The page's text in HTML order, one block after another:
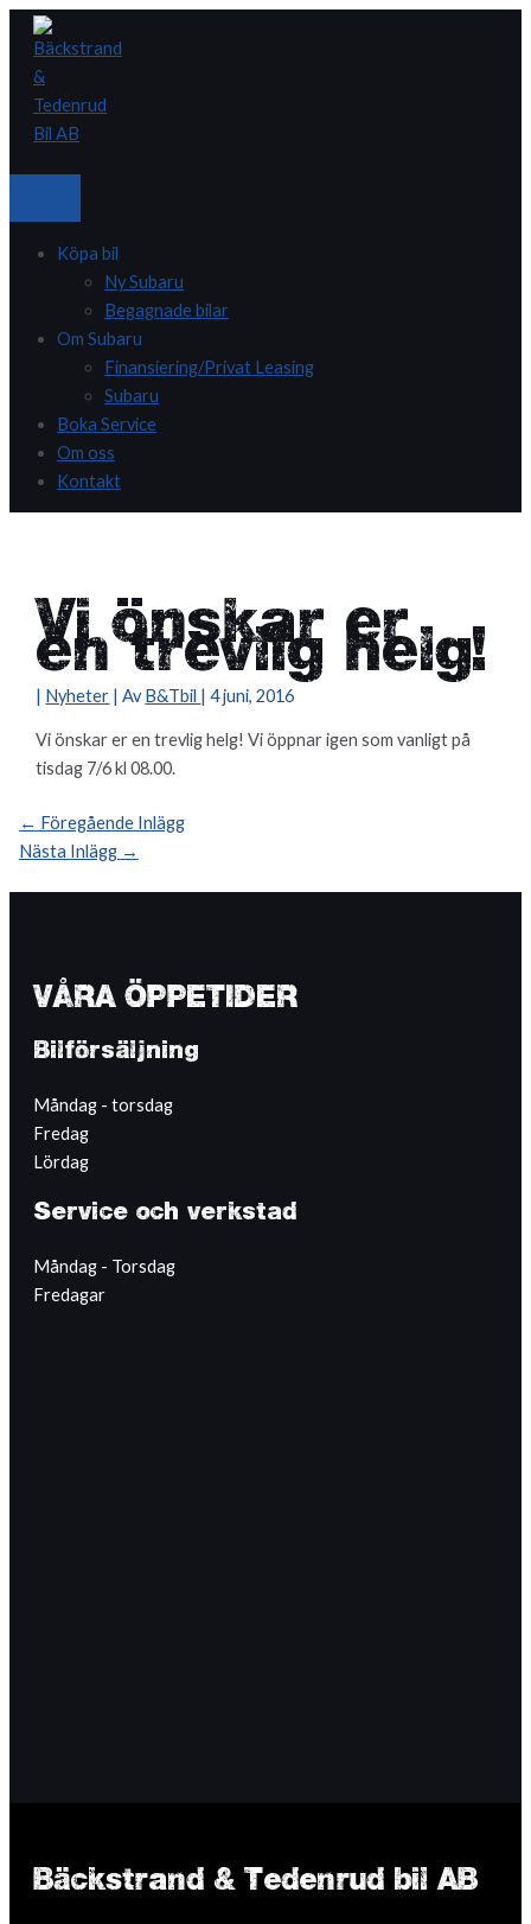
Hoppa
innehåll
Köpa bil
Ny Subaru
Begagnade bilar
Om Subaru
Finansiering/Privat Leasing
Subaru
Boka Service
Om oss
Kontakt
Vi önskar er
en trevlig helg!
| Nyheter | Av B&Tbil |4 juni, 2016
Vi önskar er en trevlig helg! Vi öppnar igen som vanligt på
tisdag 7/6 kl 08.00.
Inläggsnavigering
← Föregående Inlägg
Nästa Inlägg →
VÅRA ÖPPETIDER
Bilförsäljning
Måndag - torsdag
Fredag
Lördag
Service och verkstad
Måndag - Torsdag
Fredagar
Bäckstrand & Tedenrud bil AB